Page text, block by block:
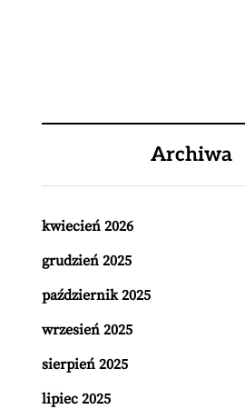
Archiwa
kwiecień 2026
grudzień 2025
październik 2025
wrzesień 2025
sierpień 2025
lipiec 2025